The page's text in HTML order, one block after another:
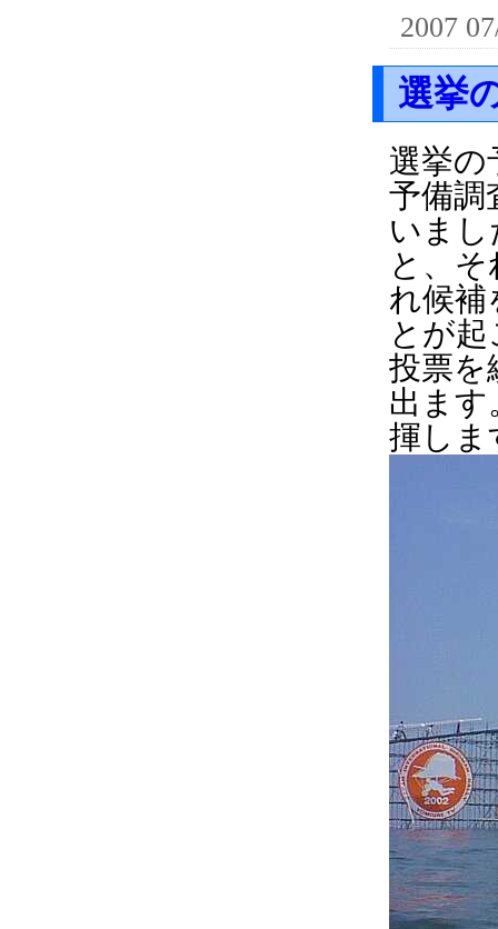
2007
選挙
選挙の
予備調
いま
と、
れ候補
とが
投票を
出ます
揮しま